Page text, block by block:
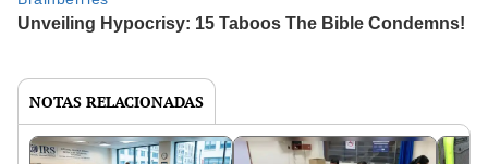
NOTAS RELACIONADAS